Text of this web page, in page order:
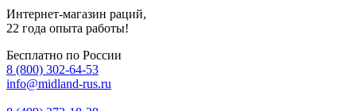
Интернет-магазин раций,
22 года опыта работы!
Бесплатно по России
8 (800) 302-64-53
info@midland-rus.ru